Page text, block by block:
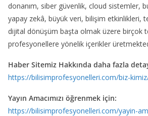
donanım, siber güvenlik, cloud sistemler,
yapay zekâ, büyük veri, bilişim etkinlikleri,
dijital dönüşüm başta olmak üzere birçok
profesyonellere yönelik içerikler
Haber Sitemiz Hakkında daha fazla
https://bilisimprofesyonelleri.com/biz-
Yayın Amacımızı öğrenmek için:
https://bilisimprofesyonelleri.com/yayin-